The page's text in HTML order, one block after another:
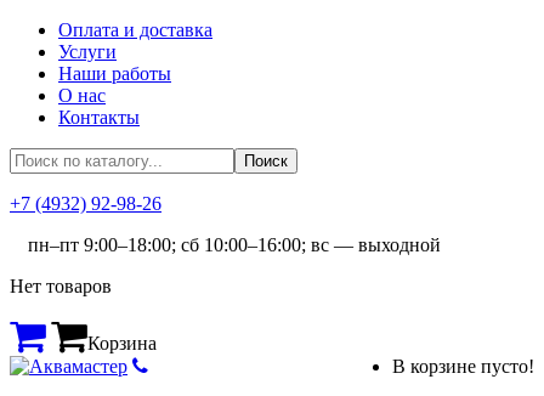
Оплата и доставка
Услуги
Наши работы
О нас
Контакты
+7 (4932) 92-98-26
пн–пт 9:00–18:00; сб 10:00–16:00; вс — выходной
Нет товаров
Корзина
В корзине пусто!